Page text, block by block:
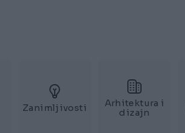
Zanimljivosti
Arhitektura i
dizajn